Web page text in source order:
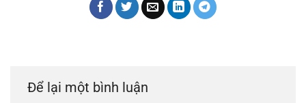
Để lại một bình luận